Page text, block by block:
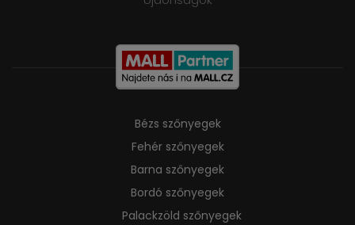
Bézs szőnyegek
Fehér szőnyegek
Barna szőnyegek
Bordó szőnyegek
Palackzöld szőnyegek